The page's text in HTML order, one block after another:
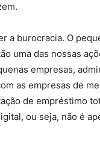
a burocracia. O
uma das nossas
empresas,
as empresas de
de empréstimo
ou seja, não é